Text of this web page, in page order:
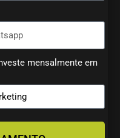
mensalmente em